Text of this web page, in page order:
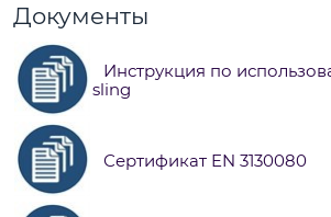
Документы
Инструкция по
sling
Сертификат EN 3130080